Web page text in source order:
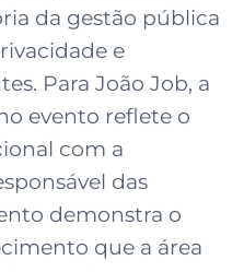
da gestão pública
e
Para João Job, a
evento reflete o
com a
das
demonstra o
que a área